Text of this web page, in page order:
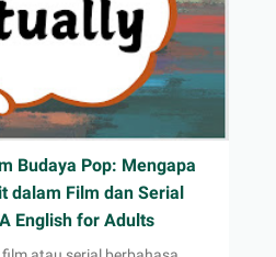
Budaya Pop: Mengapa
dalam Film dan Serial
English for Adults